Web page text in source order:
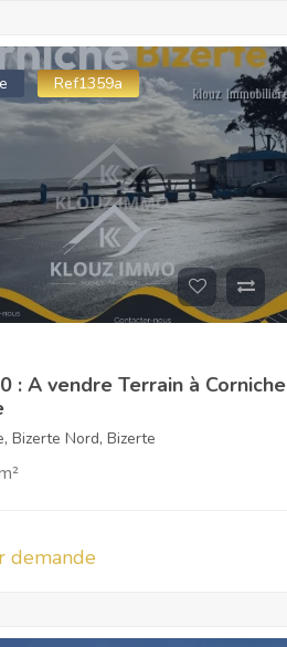
Ref1359a
: A vendre Terrain à Corniche
, Bizerte Nord, Bizerte
demande